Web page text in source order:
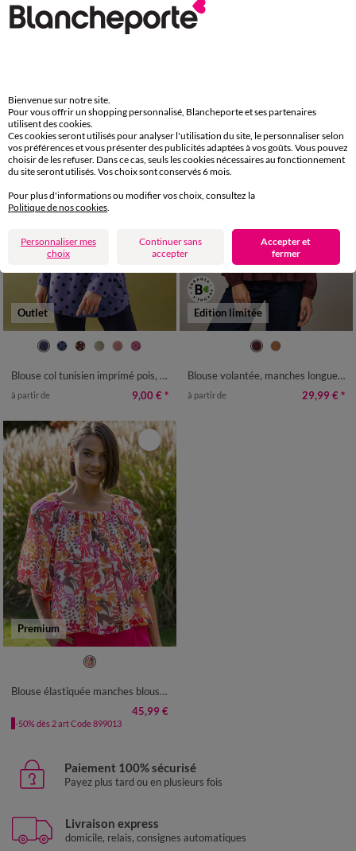
36 38 40 42 44 46
48
Outlet
38 40 42 44 46
Blouse col tunisien imprimé pois, crêpe
à partir de 9,00 € *
Edition limitée
40 42 44
Blouse volantée, manches longues blousantes, voile
à partir de 29,99 € *
Premium
38/40 42/44
Blouse élastiquée manches blousantes, mousseline multicolore
45,99 €
-50% dès 2 art Code 899013
Paiement 100% sécurisé
Payez plus tard ou en plusieurs fois
Livraison express
domicile, relais, consignes automatiques
Bienvenue sur notre site.
Pour vous offrir un shopping personnalisé, Blancheporte et ses partenaires
utilisent des cookies.
Ces cookies seront utilisés pour analyser l'utilisation du site, le personnaliser selon
vos préférences et vous présenter des publicités adaptées à vos goûts. Vous pouvez
choisir de les refuser. Dans ce cas, seuls les cookies nécessaires au fonctionnement
du site seront utilisés. Vos choix sont conservés 6 mois.
Pour plus d'informations ou modifier vos choix, consultez la
Politique de nos cookies.
Personnaliser mes
choix
Continuer sans
accepter
Accepter et
fermer